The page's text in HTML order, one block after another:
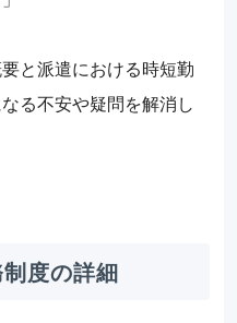
と派遣における時短勤
る不安や疑問を解消し
度の詳細